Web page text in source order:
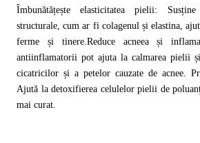
Îmbunătățește elasticitatea pielii:
structurale, cum ar fi colagenul și elastina,
ferme și tinere.Reduce acneea și
antiinflamatorii pot ajuta la calmarea pielii
cicatricilor și a petelor cauzate de acnee.
Ajută la detoxifierea celulelor pielii de
mai curat.